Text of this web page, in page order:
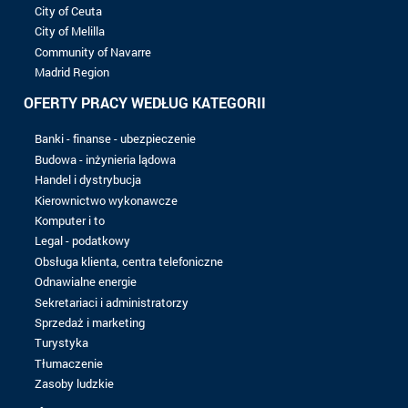
8 do 10 lat
Ponad 10 lat
POZIOM BADAŃ
Bez matrycy
Bac
Bac +2
Bac +3
Bac +4
Bac +5
Nie znaleziono rekordu z wybranymi kryteriami